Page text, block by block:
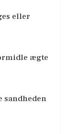
eller
ægte
sandheden